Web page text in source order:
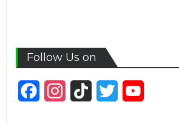
Follow Us on
FacebookInstagram
TikTok Twitter